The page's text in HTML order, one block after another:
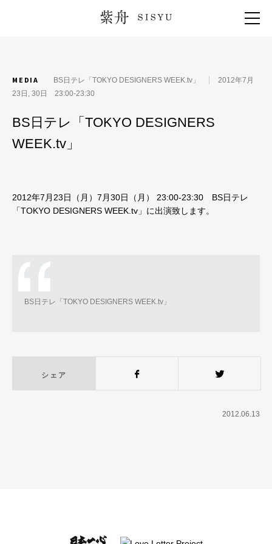
紫舟 SISYU
MEDIA BS日テレ「TOKYO DESIGNERS WEEK.tv」
2012年7月
23日, 30日 23:00-23:30
BS日テレ「TOKYO DESIGNERS
WEEK.tv」
2012年7月23日（月）7月30日（月） 23:00-23:30 BS日テレ
「TOKYO DESIGNERS WEEK.tv 」に出演致します。
BS日テレ「TOKYO DESIGNERS WEEK.tv」
シェア
2012.06.13